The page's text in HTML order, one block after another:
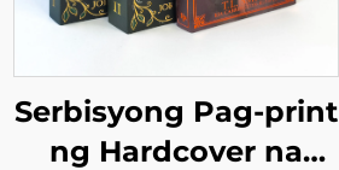
Serbisyong Pag-print
ng Hardcover na